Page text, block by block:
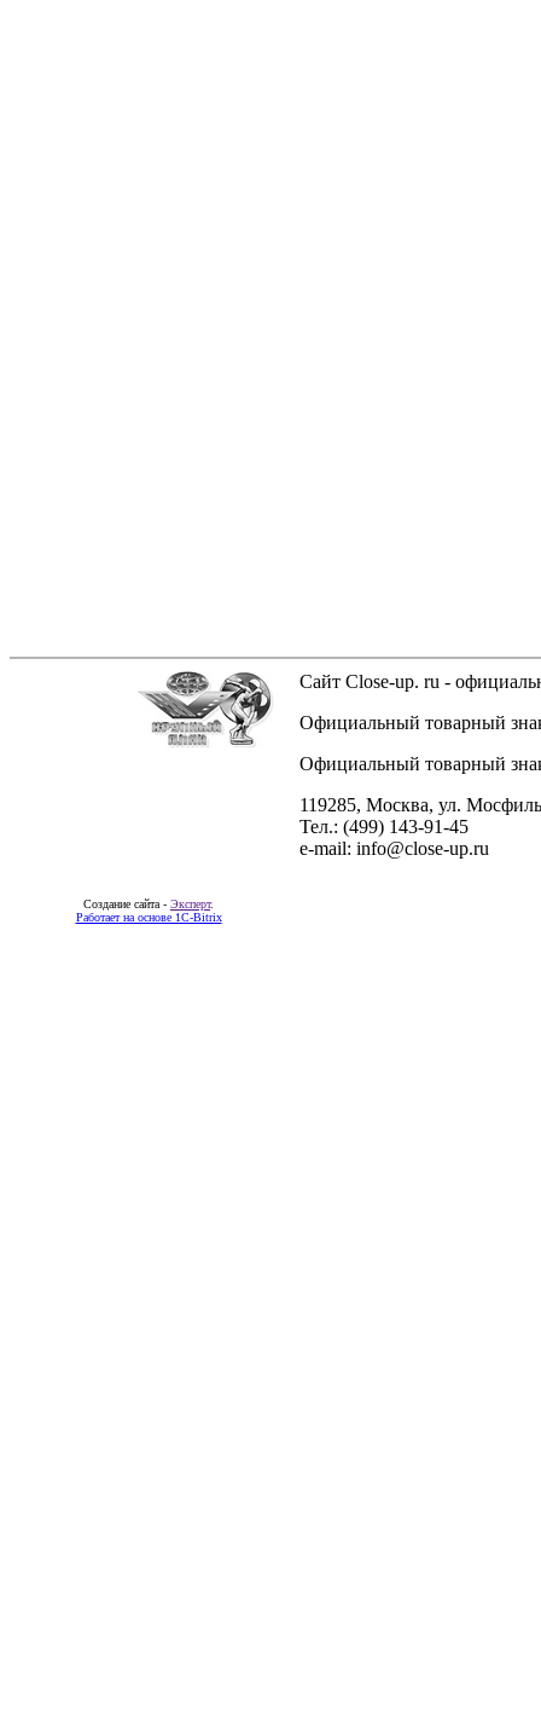
Сайт Close-up. ru -
Официальный товарный
Официальный товарный
119285, Москва, ул.
Тел.: (499) 143-91-45
e-mail: info@close-up.ru
Создание сайта - Эксперт.
Работает на основе 1C-Bitrix